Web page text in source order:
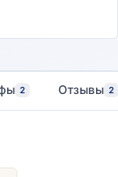
2 Отзывы 2